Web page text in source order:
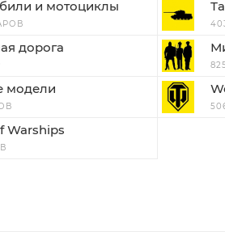
и мотоциклы
дорога
модели
Warships